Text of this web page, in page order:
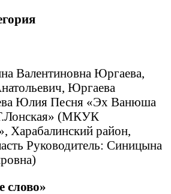
Валентиновна Юргаева,
Юргаева
Юлия Песня «Эх Ванюша
(МКУК
Харабалинский район,
Руководитель: Синицына
слово»